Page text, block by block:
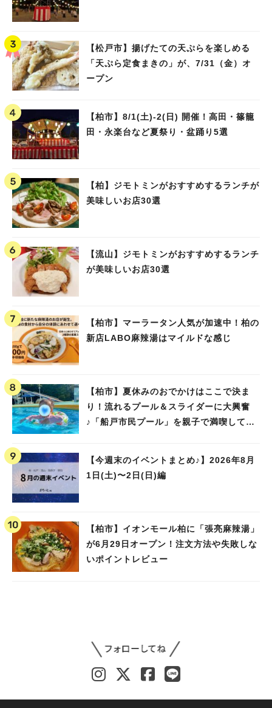
【松戸市】揚げたての天ぷらを楽しめる
「天ぷら定食まきの」が、7/31（金）オ
ープン
【柏市】8/1(土)‐2(日) 開催！高田・篠籠
田・永楽台など夏祭り・盆踊り5選
【柏】ジモトミンがおすすめするランチが
美味しいお店30選
【流山】ジモトミンがおすすめするランチ
が美味しいお店30選
【柏市】マーラータン人気が加速中！柏の
新店LABO麻辣湯はマイルドな感じ
【柏市】夏休みのおでかけはここで決ま
り！流れるプール＆スライダーに大興奮
♪「船戸市民プール」を親子で満喫してき
【今週末のイベントまとめ♪】2026年8月
1日(土)〜2日(日)編
【柏市】イオンモール柏に「張亮麻辣湯」
が6月29日オープン！注文方法や失敗しな
いポイントレビュー